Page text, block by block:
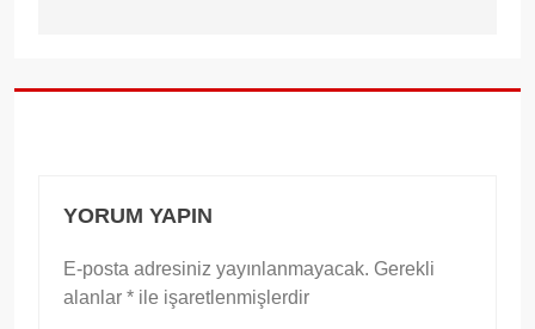
YORUM YAPIN
E-posta adresiniz yayınlanmayacak. Gerekli
alanlar * ile işaretlenmişlerdir